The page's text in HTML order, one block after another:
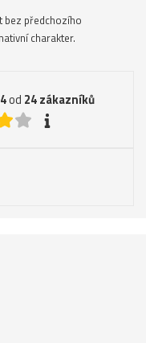
bez předchozího
charakter.
od 24zákazníků